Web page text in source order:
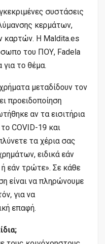
συστάσεις
κερμάτων,
καρτών. Η Maldita.es
του ΠΟΥ, Fadela
για το θέμα.
μεταδίδουν τον
προειδοποίηση
αν τα εισιτήρια
COVID-19 και
τα χέρια σας
ειδικά εάν
εάν τρώτε». Σε κάθε
είναι να πληρώνουμε
για να
επαφή.